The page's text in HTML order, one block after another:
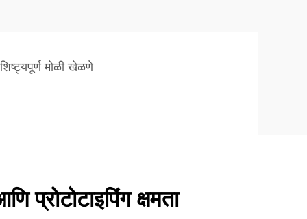
मोळी खेळणे
प्रोटोटाइपिंग क्षमता